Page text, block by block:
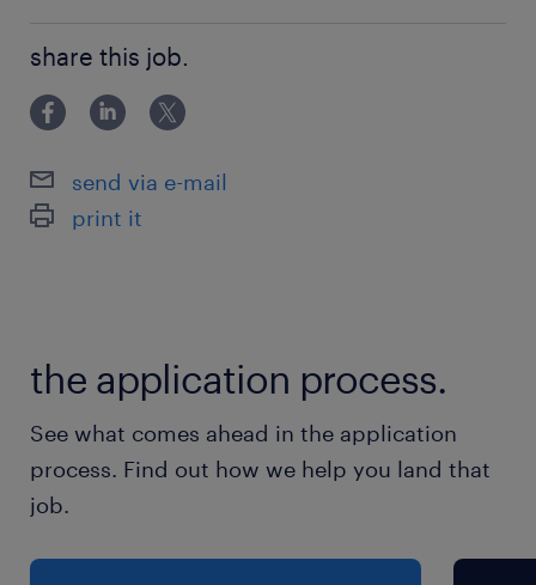
立ち合いの際に処理施設まで社有車で移動します
嗜好品をはじめとする商品の製造や販売をグロー
バルに展開し、多様な市場のニーズに応えていま
京浜東北線／大森(東京都)駅（バス21分）
東京モノレール／昭和島駅（徒歩19分）
休日休暇
土日祝日
理施設まで社有車で移動します
share this job.
send via e-mail
print it
the application process.
See what comes ahead in the application
process. Find out how we help you land that
job.